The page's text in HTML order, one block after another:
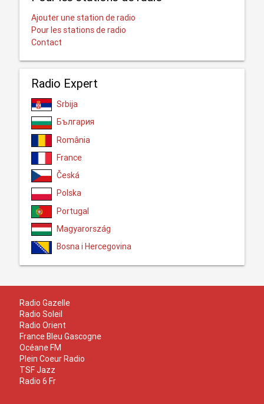
Ajouter une station de radio
Pour les stations de radio
Contact
Radio Expert
Srbija
България
România
France
Česká
Polska
Portugal
Magyarország
Bosna i Hercegovina
Radio Gazelle
Radio Soleil
Radio Orient
France Bleu Gascogne
Océane FM
Plein Coeur Radio
TSF Jazz
Radio 6 Fr